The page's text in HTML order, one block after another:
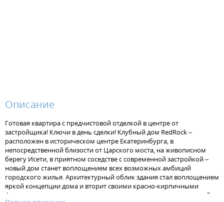
Описание
Готовая квартира с предчистовой отделкой в центре от
застройщика! Ключи в день сделки! Клубный дом RedRock –
расположен в историческом центре Екатеринбурга, в
непосредственной близости от Царского моста, на живописном
берегу Исети, в приятном соседстве с современной застройкой –
новый дом станет воплощением всех возможных амбиций
городского жилья. Архитектурный облик здания стал воплощением
яркой концепции дома и вторит своими красно-кирпичными
фасадами и каскадными решениями остекления террас и лоджий